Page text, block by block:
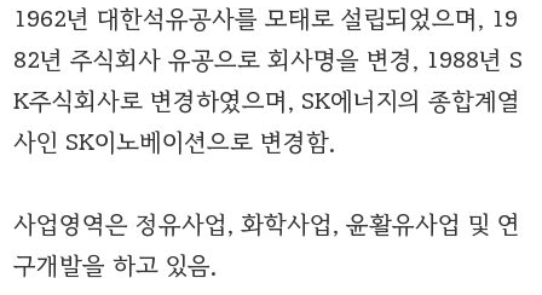
1962년 대한석유공사를 모태로 설립되었으며, 19
82년 주식회사 유공으로 회사명을 변경, 1988년 S
K주식회사로 변경하였으며, SK에너지의 종합계열
사인 SK이노베이션으로 변경함.
사업영역은 정유사업, 화학사업, 윤활유사업 및 연
구개발을 하고 있음.